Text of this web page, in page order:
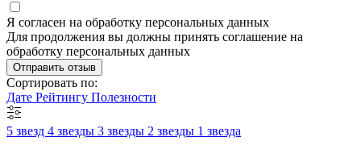
Я согласен на обработку персональных данных
Для продолжения вы должны принять соглашение на
обработку персональных данных
Отправить отзыв
Сортировать по:
Дате Рейтингу Полезности
5 звезд 4 звезды 3 звезды 2 звезды 1 звезда